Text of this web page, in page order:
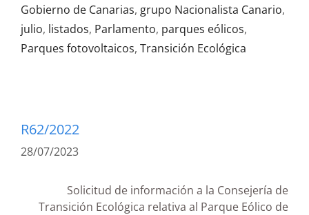
Gobierno de Canarias, grupo Nacionalista Canario,
julio, listados, Parlamento, parques eólicos,
Parques fotovoltaicos, Transición Ecológica
R62/2022
28/07/2023
Solicitud de información a la Consejería de
Transición Ecológica relativa al Parque Eólico de